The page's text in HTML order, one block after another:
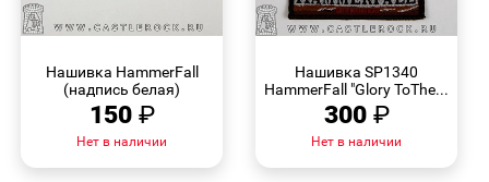
Нашивка HammerFall
(надпись белая)
150 ₽
Нет в наличии
Нашивка SP1340
HammerFall "Glory ToThe...
300 ₽
Нет в наличии